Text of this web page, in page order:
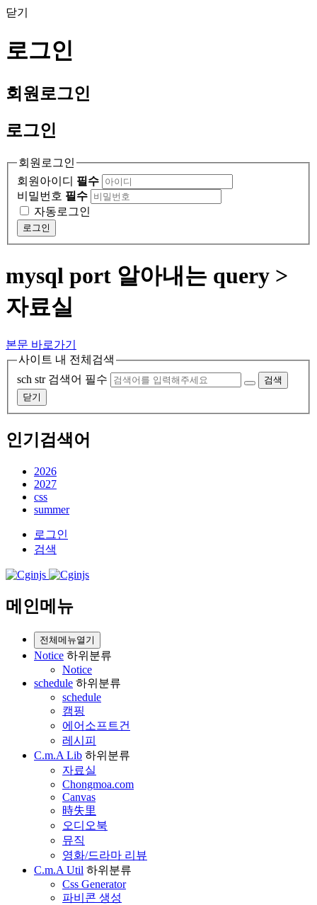
닫기
로그인
회원 로그인
로그인
회원로그인
회원아이디 필수
비밀번호 필수
자동로그인
로그인
mysql port 알아내는 query >
자료실
본문 바로가기
사이트 내 전체검색
sch str 검색어 필수
검색
닫기
인기검색어
2026
2027
css
summer
로그인
검색
메인메뉴
전체메뉴열기
Notice 하위분류
Notice
schedule 하위분류
schedule
캠핑
에어소프트건
레시피
C.m.A Lib 하위분류
자료실
Chongmoa.com
Canvas
時失里
오디오북
뮤직
영화/드라마 리뷰
C.m.A Util 하위분류
Css Generator
파비콘 생성